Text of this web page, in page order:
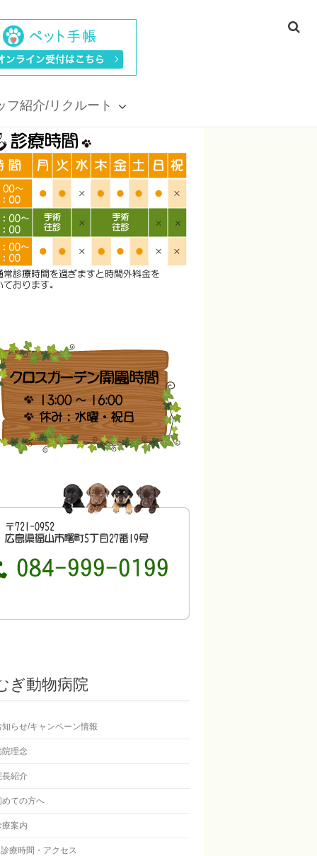
フ紹介/リクルート
ぎ動物病院
知らせ/キャンペーン情報
院理念
長紹介
めての方へ
療案内
診療時間・アクセス